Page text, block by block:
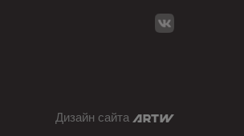
Дизайн сайта